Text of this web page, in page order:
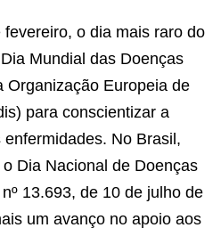
o dia mais raro do
Mundial das Doenças
Organização Europeia de
para conscientizar a
No Brasil,
Dia Nacional de Doenças
13.693, de 10 de julho de
um avanço no apoio aos